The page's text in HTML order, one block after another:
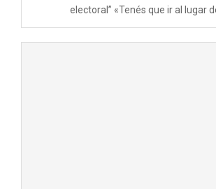
electoral” «Tenés que ir al lugar